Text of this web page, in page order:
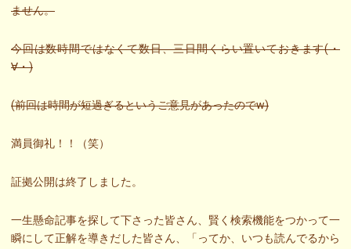
ません。
今回は数時間ではなくて数日、三日間くらい置いておきます(・
∀・)
(前回は時間が短過ぎるというご意見があったのでw)
満員御礼！！（笑）
証拠公開は終了しました。
一生懸命記事を探して下さった皆さん、賢く検索機能をつかって一
瞬にして正解を導きだした皆さん、「ってか、いつも読んでるから